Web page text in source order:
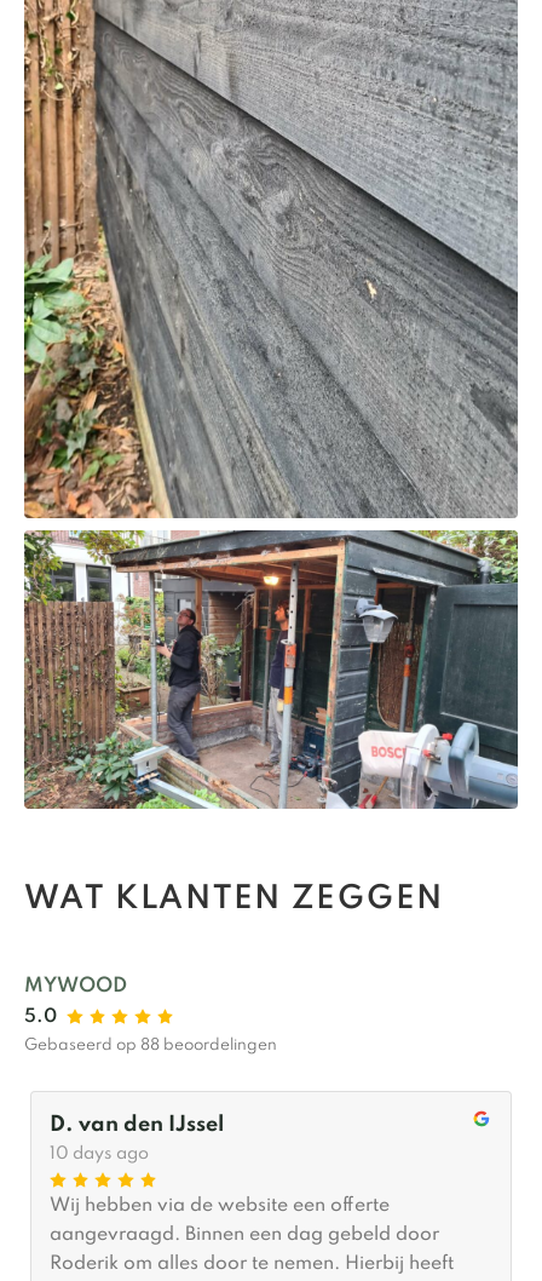
WAT KLANTEN ZEGGEN
MYWOOD
5.0
Gebaseerd op 88 beoordelingen
D. van den IJssel
10 days ago
Wij hebben via de website een offerte
aangevraagd. Binnen een dag gebeld door
Roderik om alles door te nemen. Hierbij heeft